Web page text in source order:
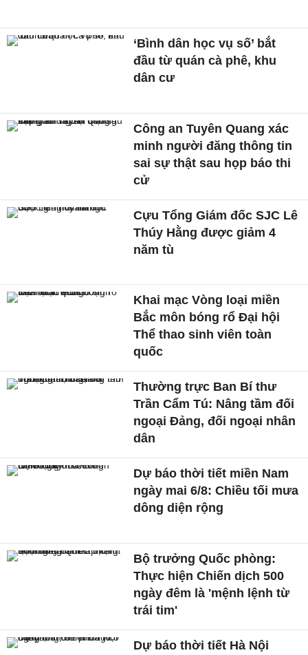
‘Bình dân học vụ số’ bắt
đầu từ quán cà phê, khu
dân cư
Công an Tuyên Quang xác
minh người đăng thông tin
sai sự thật sau họp báo thi
cử
Cựu Tổng Giám đốc SJC Lê
Thúy Hằng được giảm 4
năm tù
Khai mạc Vòng loại miền
Bắc môn bóng rổ Đại hội
Thể thao sinh viên toàn
quốc
Thường trực Ban Bí thư
Trần Cẩm Tú: Nâng tầm đối
ngoại Đảng, đối ngoại nhân
dân
Dự báo thời tiết miền Nam
ngày mai 6/8: Chiều tối mưa
dông diện rộng
Bộ trưởng Quốc phòng:
Thực hiện Chiến dịch 500
ngày đêm là 'mệnh lệnh từ
trái tim'
Dự báo thời tiết Hà Nội